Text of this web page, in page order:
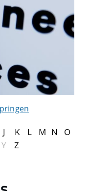
J K L M N
O
Y Z